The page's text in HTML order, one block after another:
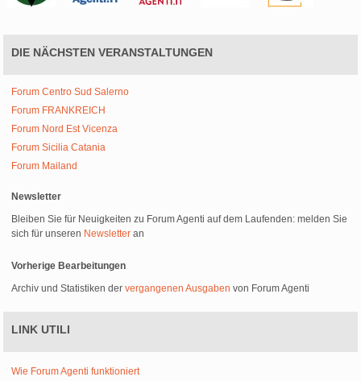
DIE NÄCHSTEN VERANSTALTUNGEN
Forum Centro Sud Salerno
Forum FRANKREICH
Forum Nord Est Vicenza
Forum Sicilia Catania
Forum Mailand
Newsletter
Bleiben Sie für Neuigkeiten zu Forum Agenti auf dem Laufenden: melden Sie
sich für unseren Newsletter an
Vorherige Bearbeitungen
Archiv und Statistiken dervergangenen Ausgaben von Forum Agenti
LINK UTILI
Wie Forum Agenti funktioniert